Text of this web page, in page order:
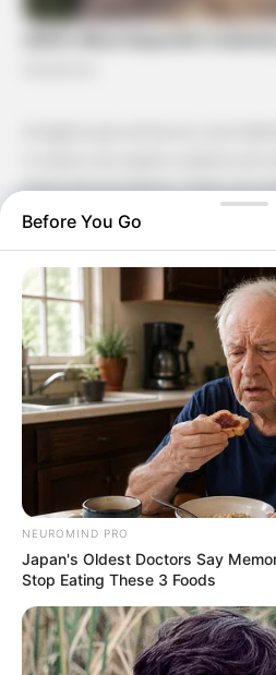
tazas de porcelana. Cada una
una historia diferente y una
solo objetos: representan
Before You Go
NEUROMIND PRO
Japan's Oldest Doctors Say
Stop Eating These 3 Foods